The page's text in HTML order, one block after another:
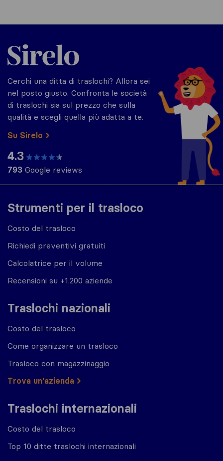
Strumenti per il trasloco
Costo del trasloco
Richiedi preventivi gratuiti
Calcolatrice per il volume
Recensioni su +1.200 aziende
Traslochi nazionali
Costo del trasloco
Come organizzare un trasloco
Trasloco con magazzinaggio
Trova un'azienda
Traslochi internazionali
Costo del trasloco
Top 10 ditte traslochi internazionali
Sirelo.it
Cerchi una ditta di traslochi? Allora sei
nel posto giusto. Confronta le società
di traslochi sia sul prezzo che sulla
qualità e scegli quella più adatta a te.
Su Sirelo
4.3
793 Google reviews